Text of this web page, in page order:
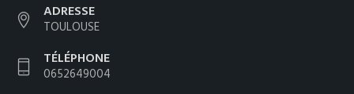
ADRESSE
TOULOUSE
TÉLÉPHONE
0652649004